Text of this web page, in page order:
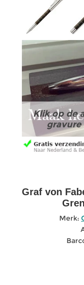
Klik op de
Graf von
Merk: